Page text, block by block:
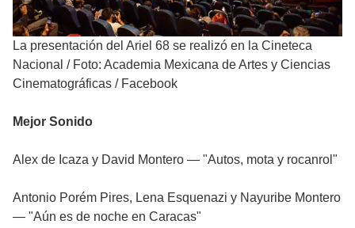
La presentación del Ariel 68 se realizó en la Cineteca
Nacional / Foto: Academia Mexicana de Artes y Ciencias
Cinematográficas / Facebook
Mejor Sonido
Alex de Icaza y David Montero — "Autos, mota y rocanrol"
Antonio Porém Pires, Lena Esquenazi y Nayuribe Montero
— "Aún es de noche en Caracas"